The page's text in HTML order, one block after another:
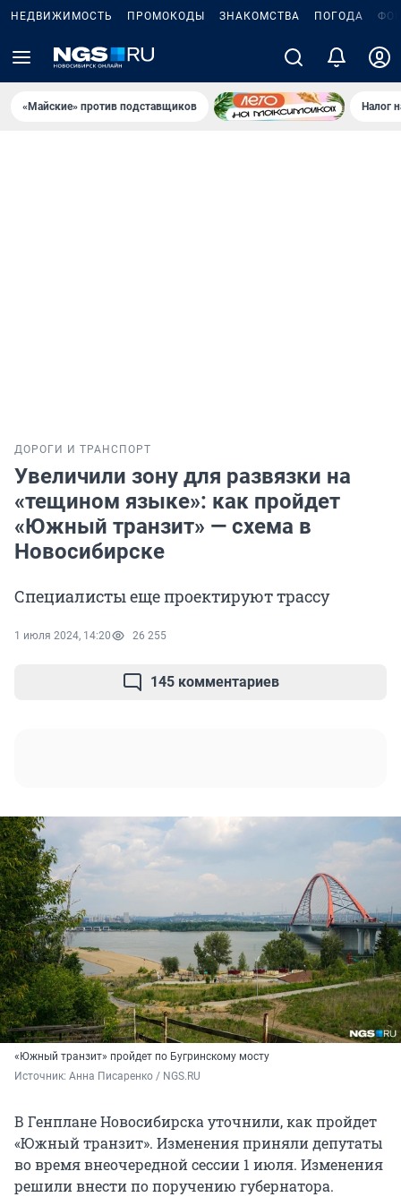
НЕДВИЖИМОСТЬ ПРОМОКОДЫ ЗНАКОМСТВА ПОГОДА
«Майские» против подставщиков Налог
ДОРОГИ И ТРАНСПОРТ
Увеличили зону для развязки на
«тещином языке»: как пройдет
«Южный транзит» — схема в
Новосибирске
Специалисты еще проектируют трассу
1 июля 2024, 14:20 26 255
145 комментариев
«Южный транзит» пройдет по Бугринскому мосту
Источник: Анна Писаренко / NGS.RU
В Генплане Новосибирска уточнили, как пройдет
«Южный транзит». Изменения приняли депутаты
во время внеочередной сессии 1 июля. Изменения
решили внести по поручению губернатора.